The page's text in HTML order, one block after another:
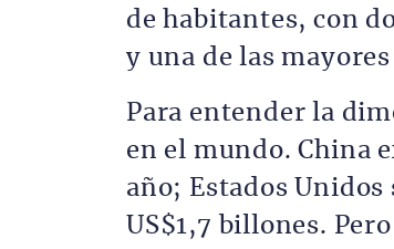
de habitantes, con
y una de las
Para entender la
en el mundo. China
año; Estados
US$1,7 billones.